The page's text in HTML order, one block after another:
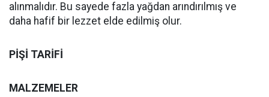
alınmalıdır. Bu sayede fazla yağdan arındırılmış ve
daha hafif bir lezzet elde edilmiş olur.
PİŞİ TARİFİ
MALZEMELER